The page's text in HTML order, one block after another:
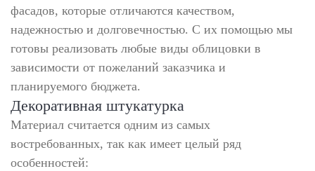
фасадов, которые отличаются качеством,
надежностью и долговечностью. С их помощью мы
готовы реализовать любые виды облицовки в
зависимости от пожеланий заказчика и
планируемого бюджета.
Декоративная штукатурка
Материал считается одним из самых
востребованных, так как имеет целый ряд
особенностей: